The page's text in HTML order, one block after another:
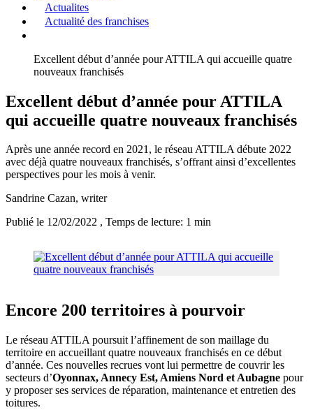
Actualites
Actualité des franchises
Excellent début d’année pour ATTILA qui accueille quatre
nouveaux franchisés
Excellent début d’année pour ATTILA
qui accueille quatre nouveaux franchisés
Après une année record en 2021, le réseau ATTILA débute 2022
avec déjà quatre nouveaux franchisés, s’offrant ainsi d’excellentes
perspectives pour les mois à venir.
Sandrine Cazan, writer
Publié le 12/02/2022 , Temps de lecture: 1 min
Encore 200 territoires à pourvoir
Le réseau ATTILA poursuit l’affinement de son maillage du
territoire en accueillant quatre nouveaux franchisés en ce début
d’année. Ces nouvelles recrues vont lui permettre de couvrir les
secteurs d’Oyonnax, Annecy Est, Amiens Nord et Aubagne pour
y proposer ses services de réparation, maintenance et entretien des
toitures.